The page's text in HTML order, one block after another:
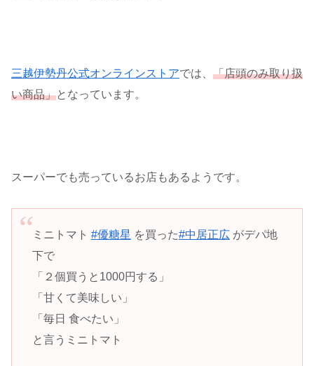
三越伊勢丹公式オンラインストアでは、 「店頭のみ取り扱
い商品」となっています。
スーパーでも売っているお店もあるようです。
ミニトマト #優糖星 を買った#中居正広がデパ地
下で
「２個買うと1000円する」
「甘くて美味しい」
「毎日 食べたい」
と言うミニトマト